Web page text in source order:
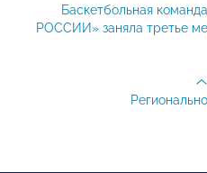
Баскетбольная
РОССИИ» заняла третье